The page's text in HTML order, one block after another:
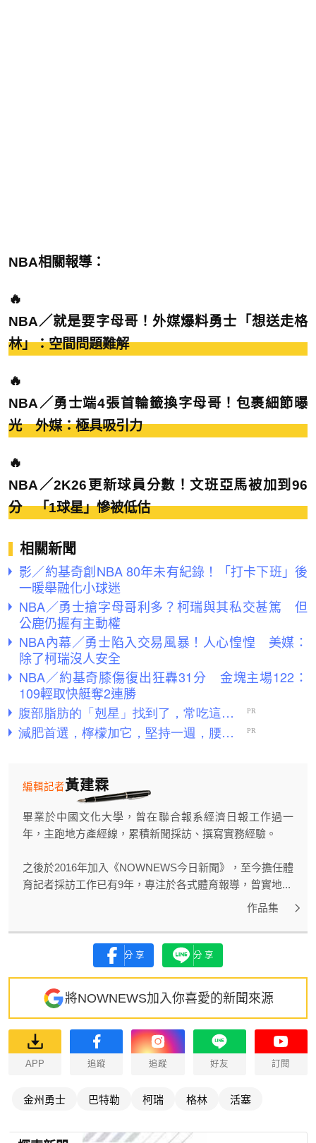
NBA相關報導：
🔥
NBA／就是要字母哥！外媒爆料勇士「想送走格
林」：空間問題難解
🔥
NBA／勇士端4張首輪籤換字母哥！包裹細節曝
光 外媒：極具吸引力
🔥
NBA／2K26更新球員分數！文班亞馬被加到96
分 「1球星」慘被低估
相關新聞
影／約基奇創NBA 80年未有紀錄！「打卡下班」後
一暖舉融化小球迷
NBA／勇士搶字母哥利多？柯瑞與其私交甚篤 但
公鹿仍握有主動權
NBA內幕／勇士陷入交易風暴！人心惶惶 美媒：
除了柯瑞沒人安全
NBA／約基奇膝傷復出狂轟31分 金塊主場122：
109輕取快艇奪2連勝
黃建霖
編輯記者
畢業於中國文化大學，曾在聯合報系經濟日報工作過一
年，主跑地方產經線，累積新聞採訪、撰寫實務經驗。
之後於2016年加入《NOWNEWS今日新聞》，至今擔任體
育記者採訪工作已有9年，專注於各式體育報導，曾實地...
作品集
分享 分享
將NOWNEWS加入你喜愛的新聞來源
APP 追蹤 追蹤 好友 訂閱
金州勇士 巴特勒 柯瑞 格林 活塞